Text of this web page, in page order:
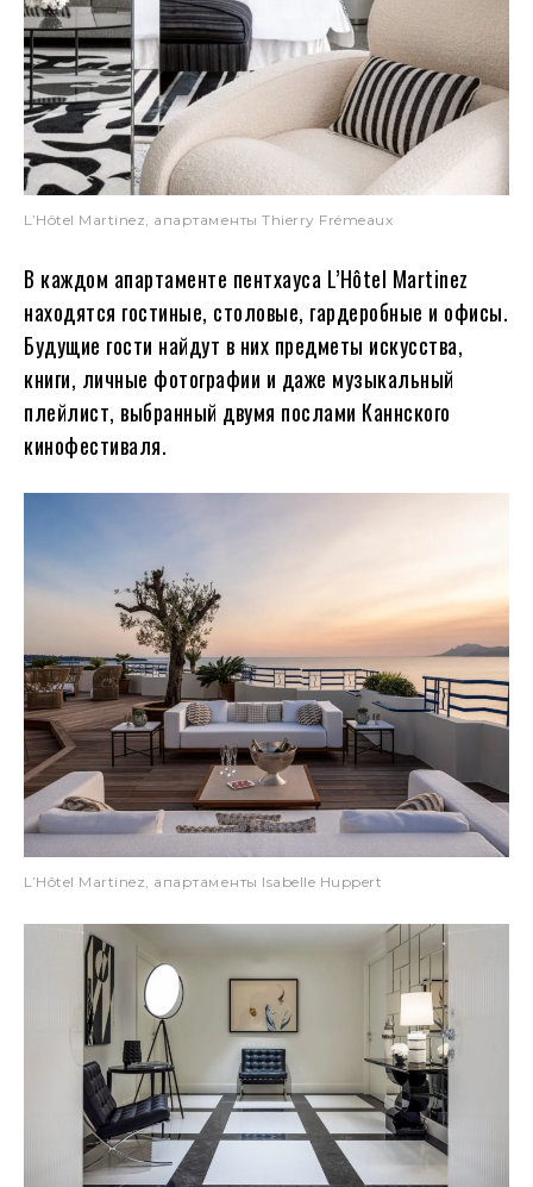
L’Hôtel Martinez, апартаменты Thierry Frémeaux
В каждом апартаменте пентхауса L’Hôtel Martinez
находятся гостиные, столовые, гардеробные и офисы.
Будущие гости найдут в них предметы искусства,
книги, личные фотографии и даже музыкальный
плейлист, выбранный двумя послами Каннского
кинофестиваля.
L’Hôtel Martinez, апартаменты Isabelle Huppert